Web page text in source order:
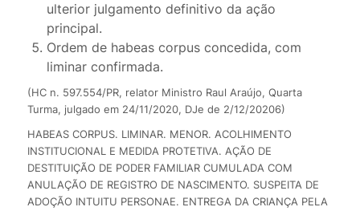
ulterior julgamento definitivo da ação
principal.
Ordem de habeas corpus concedida, com
liminar confirmada.
(HC n. 597.554/PR, relator Ministro Raul Araújo, Quarta
Turma, julgado em 24/11/2020, DJe de 2/12/20206)
HABEAS CORPUS. LIMINAR. MENOR. ACOLHIMENTO
INSTITUCIONAL E MEDIDA PROTETIVA. AÇÃO DE
DESTITUIÇÃO DE PODER FAMILIAR CUMULADA COM
ANULAÇÃO DE REGISTRO DE NASCIMENTO. SUSPEITA DE
ADOÇÃO INTUITU PERSONAE. ENTREGA DA CRIANÇA PELA